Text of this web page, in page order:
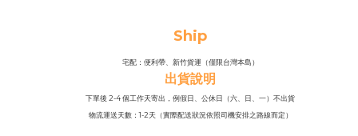
Ship
宅配：便利帶、新竹貨運（僅限台灣本島）
出貨說明
下單後 2-4 個工作天寄出，例假日、公休日（六、日、一）不出貨
物流運送天數：1-2天（實際配送狀況依照司機安排之路線而定）